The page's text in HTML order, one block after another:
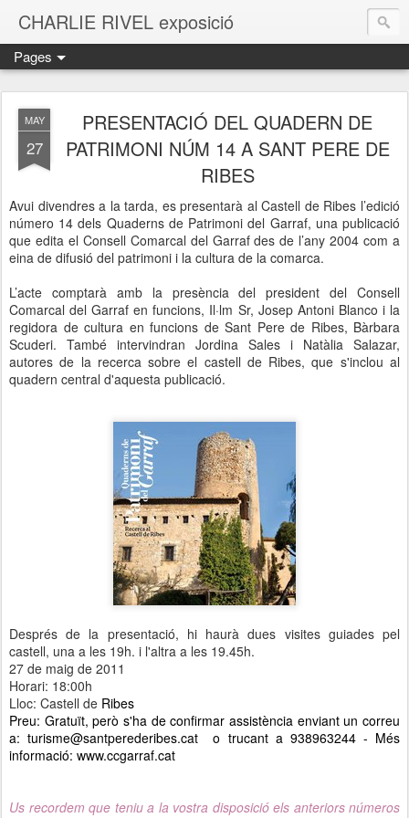
CHARLIE RIVEL exposició
Pages
MAY
27
PRESENTACIÓ DEL QUADERN DE
PATRIMONI NÚM 14 A SANT PERE DE
RIBES
Avui divendres a la tarda, es presentarà al Castell de Ribes l’edició
número 14 dels Quaderns de Patrimoni del Garraf, una publicació
que edita el Consell Comarcal del Garraf des de l’any 2004 com a
eina de difusió del patrimoni i la cultura de la comarca.
L’acte comptarà amb la presència del president del Consell
Comarcal del Garraf en funcions, Il·lm Sr, Josep Antoni Blanco i la
regidora de cultura en funcions de Sant Pere de Ribes, Bàrbara
Scuderi. També intervindran Jordina Sales i Natàlia Salazar,
autores de la recerca sobre el castell de Ribes, que s'inclou al
quadern central d'aquesta publicació.
Després de la presentació, hi haurà dues visites guiades pel
castell, una a les 19h. i l'altra a les 19.45h.
27 de maig de 2011
Horari: 18:00h
Lloc: Castell de Ribes
Preu: Gratuït, però s'ha de confirmar assistència enviant un correu
a:turisme@santperederibes.cat o trucant a 938963244 - Més
informació: www.ccgarraf.cat
Us recordem que teniu a la vostra disposició els anteriors números